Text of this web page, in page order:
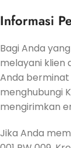
Informasi
Bagi Anda
melayani klien
Anda
menghubungi
mengirimkan
Jika Anda